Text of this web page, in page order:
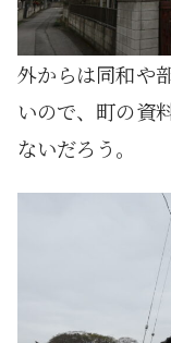
外からは同和や
いので、町の資
ないだろう。